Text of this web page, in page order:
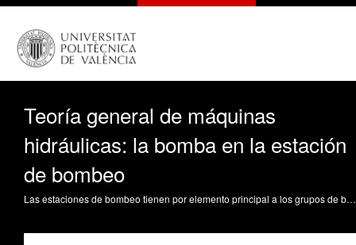
Teoría general de máquinas
hidráulicas: la bomba en la estación
de bombeo
Las estaciones de bombeo tienen por elemento principal a los grupos de bombas. El papel que juegan las mismas es el de proporcionar caudal y presión al conjunto del sistema y es muy importante conocer cómo van a comportarse en el mismo en base a sus curvas motrices. En el presente objeto se describirá cómo se llega a las curvas motrices de las bombas desde sus características geométricas y se introducirá la teoría que explica el comportamiento de las mismas a partir del conocimiento de sus datos básicos de geometría y velocidad López Jiménez, PA. (2013). Teoría general de máquinas hidráulicas: la bomba en la estación de bombeo. https://riunet.upv.es/handle/10251/30738